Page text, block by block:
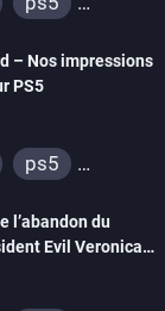
2
– Nos impressions
PS5
ps5
2
l’abandon du
Evil Veronica